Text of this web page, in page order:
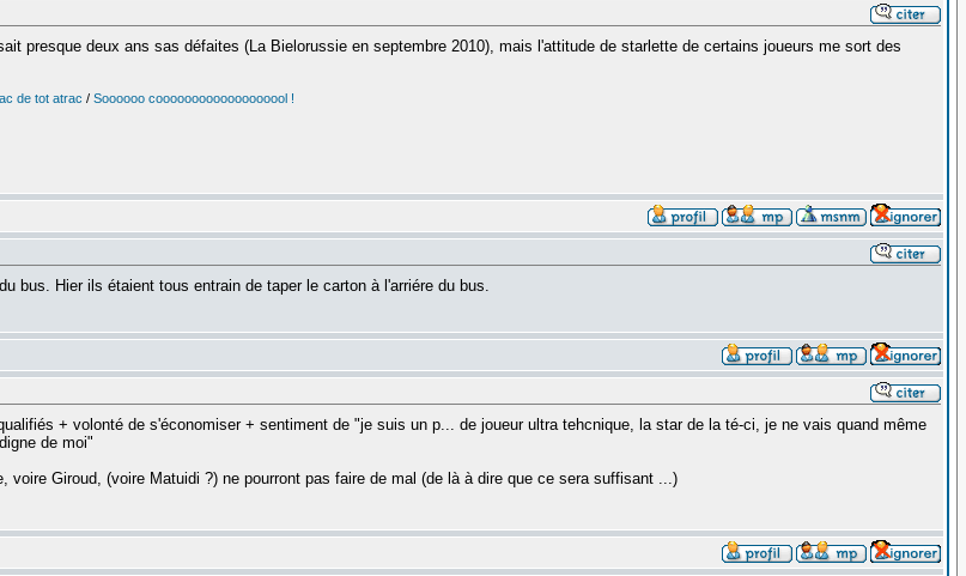
presque deux ans sas défaites (La Bielorussie en septembre 2010), mais l'attitude de starlette de certains joueurs me sort des
de tot atrac / Soooooo cooooooooooooooooool !
bus. Hier ils étaient tous entrain de taper le carton à l'arriére du bus.
+ volonté de s'économiser + sentiment de "je suis un p... de joueur ultra tehcnique, la star de la té-ci, je ne vais quand même
de moi"
voire Giroud, (voire Matuidi ?) ne pourront pas faire de mal (de là à dire que ce sera suffisant ...)